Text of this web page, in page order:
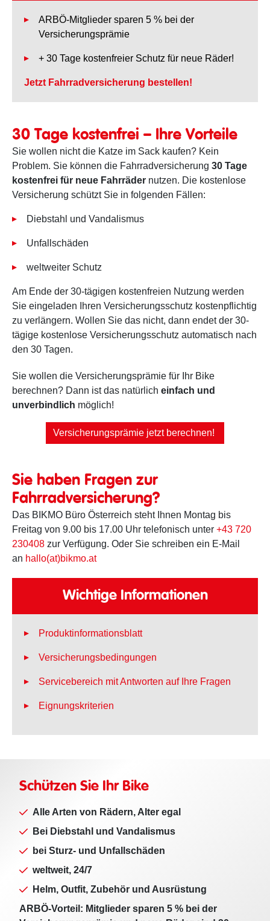
ARBÖ-Mitglieder sparen 5 % bei der
Versicherungsprämie
+ 30 Tage kostenfreier Schutz für neue Räder!
Jetzt Fahrradversicherung bestellen!
30 Tage kostenfrei – Ihre Vorteile
Sie wollen nicht die Katze im Sack kaufen? Kein
Problem. Sie können die Fahrradversicherung 30 Tage
kostenfrei für neue Fahrräder nutzen. Die kostenlose
Versicherung schützt Sie in folgenden Fällen:
Diebstahl und Vandalismus
Unfallschäden
weltweiter Schutz
Am Ende der 30-tägigen kostenfreien Nutzung werden
Sie eingeladen Ihren Versicherungsschutz kostenpflichtig
zu verlängern. Wollen Sie das nicht, dann endet der 30-
tägige kostenlose Versicherungsschutz automatisch nach
den 30 Tagen.
Sie wollen die Versicherungsprämie für Ihr Bike
berechnen? Dann ist das natürlich einfach und
unverbindlich möglich!
Versicherungsprämie jetzt berechnen!
Sie haben Fragen zur
Fahrradversicherung?
Das BIKMO Büro Österreich steht Ihnen Montag bis
Freitag von 9.00 bis 17.00 Uhr telefonisch unter +43 720
230408 zur Verfügung. Oder Sie schreiben ein E-Mail
an hallo(at)bikmo.at
Wichtige Informationen
Produktinformationsblatt
Versicherungsbedingungen
Servicebereich mit Antworten auf Ihre Fragen
Eignungskriterien
Schützen Sie Ihr Bike
Alle Arten von Rädern, Alter egal
Bei Diebstahl und Vandalismus
bei Sturz- und Unfallschäden
weltweit, 24/7
Helm, Outfit, Zubehör und Ausrüstung
ARBÖ-Vorteil: Mitglieder sparen 5 % bei der